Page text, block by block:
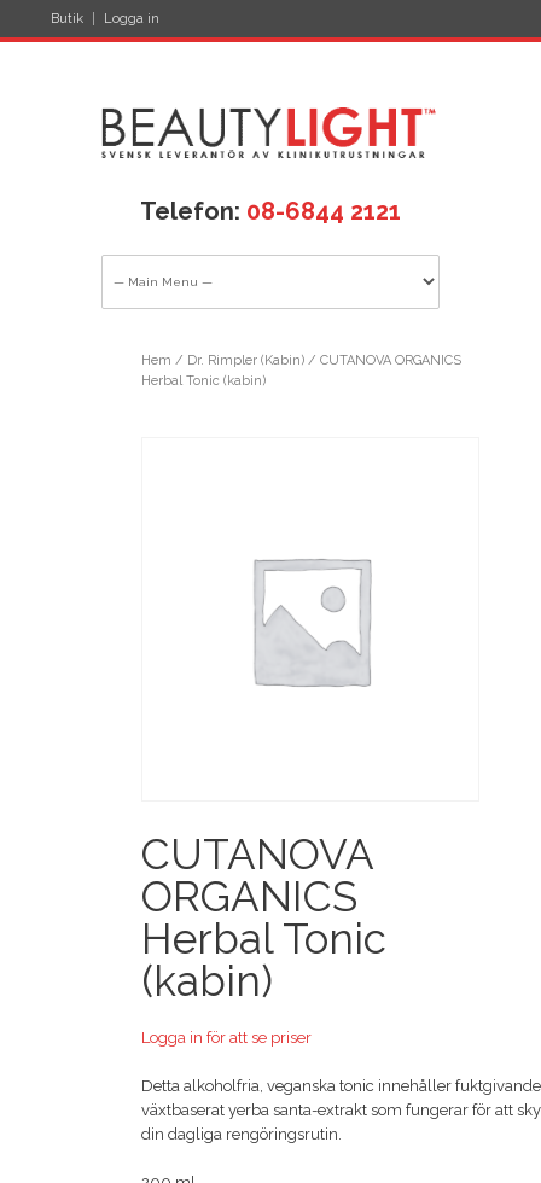
Butik Logga in
Telefon: 08-6844 2121
Hem / Dr. Rimpler (Kabin)/ CUTANOVA ORGANICS
Herbal Tonic (kabin)
CUTANOVA
ORGANICS
Herbal Tonic
(kabin)
Logga in för att se priser
Detta alkoholfria, veganska tonic innehåller
växtbaserat yerba santa-extrakt som fungerar för att
din dagliga rengöringsrutin.